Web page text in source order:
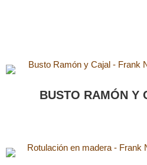
BUSTO RAMÓN Y